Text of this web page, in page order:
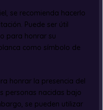
se recomienda hacerlo
Puede ser útil
para honrar su
como símbolo de
honrar la presencia del
personas nacidas bajo
se pueden utilizar